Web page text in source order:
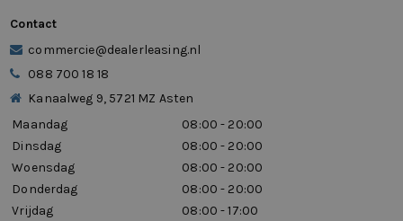
Contact
commercie@dealerleasing.nl
088 700 18 18
Kanaalweg 9, 5721 MZ Asten
Maandag
08:00 - 20:00
Dinsdag
08:00 - 20:00
Woensdag
08:00 - 20:00
Donderdag
08:00 - 20:00
Vrijdag
08:00 - 17:00